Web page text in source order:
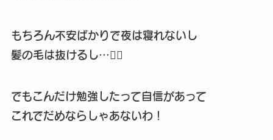
もちろん不安ばかりで夜は寝れないし
髪の毛は抜けるし…😮‍💨
でもこんだけ勉強したって自信があって
これでだめならしゃあないわ！